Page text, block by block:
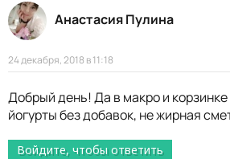
Анастасия Пулина
24 декабря, 2018 в 11:18
Добрый день! Да в макро и
йогурты без добавок, не жирная
Войдите, чтобы ответить